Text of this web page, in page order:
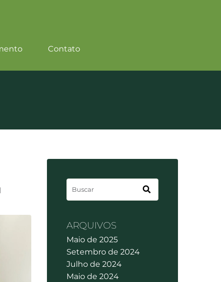
Contato
ARQUIVOS
Maio de 2025
Setembro de 2024
Julho de 2024
Maio de 2024